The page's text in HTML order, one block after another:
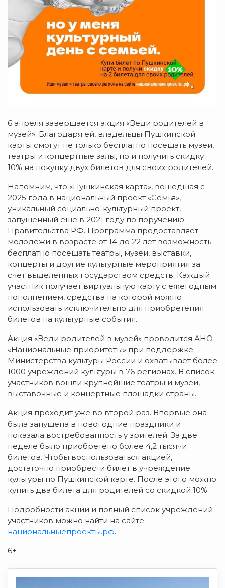
6 апреля завершается акция «Веди родителей в
музей». Благодаря ей, владельцы Пушкинской
карты смогут не только бесплатно посещать музеи,
театры и концертные залы, но и получить скидку
10% на покупку двух билетов для своих родителей.
Напомним, что «Пушкинская карта», вошедшая с
2025 года в национальный проект «Семья», –
уникальный социально-культурный проект,
запущенный еще в 2021 году по поручению
Правительства РФ. Программа предоставляет
молодежи в возрасте от 14 до 22 лет возможность
бесплатно посещать театры, музеи, выставки,
концерты и другие культурные мероприятия за
счет выделенных государством средств. Каждый
участник получает виртуальную карту с ежегодным
пополнением, средства на которой можно
использовать исключительно для приобретения
билетов на культурные события.
Акция «Веди родителей в музей» проводится АНО
«Национальные приоритеты» при поддержке
Министерства культуры России и охватывает более
1000 учреждений культуры в 76 регионах. В список
участников вошли крупнейшие театры и музеи,
выставочные и концертные площадки страны.
Акция проходит уже во второй раз. Впервые она
была запущена в новогодние праздники и
показала востребованность у зрителей. За две
неделе было приобретено более 4,2 тысячи
билетов. Чтобы воспользоваться акцией,
достаточно приобрести билет в учреждение
культуры по Пушкинской карте. После этого можно
купить два билета для родителей со скидкой 10%.
Подробности акции и полный список учреждений-
участников можно найти на сайте
национальныепроекты.рф.
6+